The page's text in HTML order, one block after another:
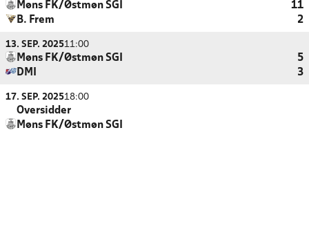
Møns FK/Østmøn SGI
11
B. Frem
2
13. SEP. 202511:00
Møns FK/Østmøn SGI
5
DMI
3
17. SEP. 202518:00
Oversidder
Møns FK/Østmøn SGI